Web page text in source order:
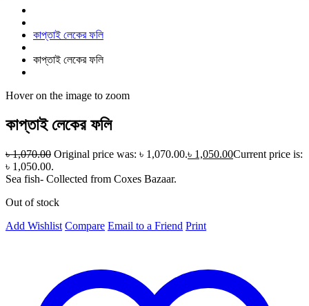
কাপ্তাই লেকের ফলি
কাপ্তাই লেকের ফলি
Hover on the image to zoom
কাপ্তাই লেকের ফলি
৳1,070.00 Original price was: ৳ 1,070.00.৳ 1,050.00Current price is:
৳ 1,050.00.
Sea fish- Collected from Coxes Bazaar.
Out of stock
Add Wishlist Compare Email to a Friend Print